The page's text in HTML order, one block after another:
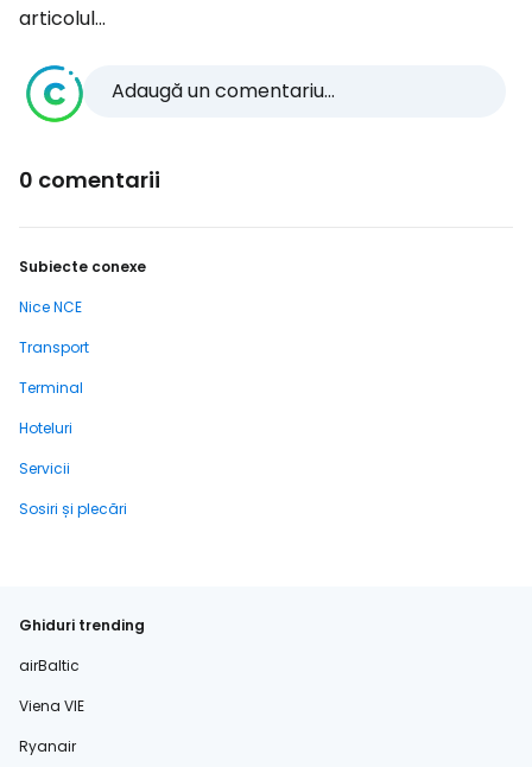
articolul...
Adaugă un comentariu...
0 comentarii
Subiecte conexe
Nice NCE
Transport
Terminal
Hoteluri
Servicii
Sosiri și plecări
Ghiduri trending
airBaltic
Viena VIE
Ryanair